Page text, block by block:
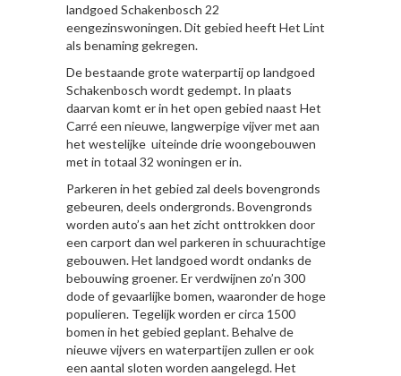
landgoed Schakenbosch 22
eengezinswoningen. Dit gebied heeft Het Lint
als benaming gekregen.
De bestaande grote waterpartij op landgoed
Schakenbosch wordt gedempt. In plaats
daarvan komt er in het open gebied naast Het
Carré een nieuwe, langwerpige vijver met aan
het westelijke uiteinde drie woongebouwen
met in totaal 32 woningen er in.
Parkeren in het gebied zal deels bovengronds
gebeuren, deels ondergronds. Bovengronds
worden auto’s aan het zicht onttrokken door
een carport dan wel parkeren in schuurachtige
gebouwen. Het landgoed wordt ondanks de
bebouwing groener. Er verdwijnen zo’n 300
dode of gevaarlijke bomen, waaronder de hoge
populieren. Tegelijk worden er circa 1500
bomen in het gebied geplant. Behalve de
nieuwe vijvers en waterpartijen zullen er ook
een aantal sloten worden aangelegd. Het